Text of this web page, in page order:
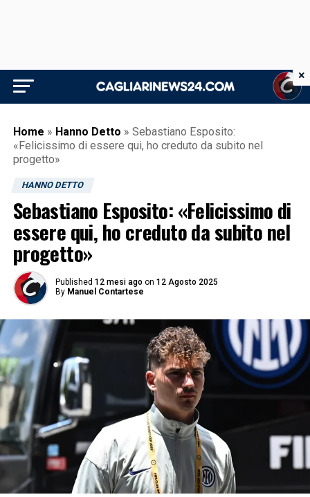
Home » Hanno Detto » Sebastiano Esposito:
«Felicissimo di essere qui, ho creduto da subito nel
progetto»
HANNO DETTO
Sebastiano Esposito: «Felicissimo di
essere qui, ho creduto da subito nel
progetto»
Published 12 mesi ago on 12 Agosto 2025
By Manuel Contartese
×